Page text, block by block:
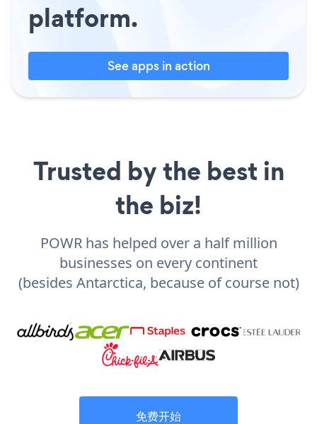
platform.
See apps in action
Trusted by the best in
the biz!
POWR has helped over a half million
businesses on every continent
(besides Antarctica, because of course not)
免费开始